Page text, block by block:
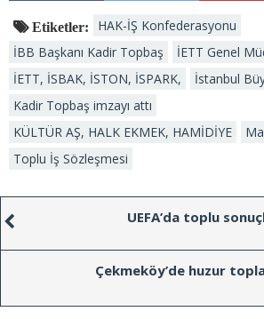
Etiketler:
HAK-İŞ Konfederasyonu
İBB Başkanı Kadir Topbaş
İETT Genel
İETT, İSBAK, İSTON, İSPARK,
İstanbul
Kadir Topbaş imzayı attı
KÜLTÜR AŞ, HALK EKMEK, HAMİDİYE
Toplu İş Sözleşmesi
UEFA’da toplu
Çekmeköy’de huzur